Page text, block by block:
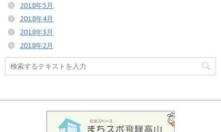
2018年5月
2018年4月
2018年3月
2018年2月